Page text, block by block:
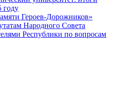
году
Героев-Дорожников»
Народного Совета
Республики по вопросам